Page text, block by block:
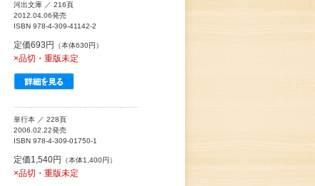
河出文庫 ／ 216頁
2012.04.06発売
ISBN 978-4-309-41142-2
定価693円 （本体630円）
×品切・重版未定
単行本 ／ 228頁
2006.02.22発売
ISBN 978-4-309-01750-1
定価1,540円 （本体1,400円）
×品切・重版未定